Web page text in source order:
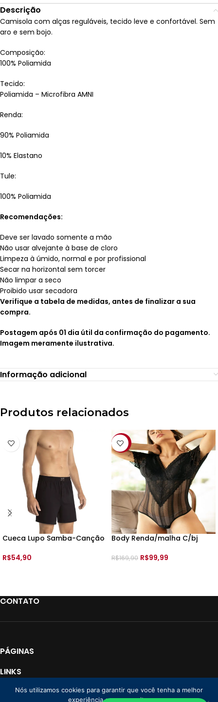
Descrição
Camisola com alças reguláveis, tecido leve e confortável. Sem
aro e sem bojo.
Composição:
100% Poliamida
Tecido:
Poliamida – Microfibra AMNI
Renda:
90% Poliamida
10% Elastano
Tule:
100% Poliamida
Recomendações:
Deve ser lavado somente a mão
Não usar alvejante à base de cloro
Limpeza à úmido, normal e por profissional
Secar na horizontal sem torcer
Não limpar a seco
Proibido usar secadora
Verifique a tabela de medidas, antes de finalizar a sua
compra.
Postagem após 01 dia útil da confirmação do pagamento.
Imagem meramente ilustrativa.
Informação adicional
Produtos relacionados
Cueca Lupo Samba-Canção
R$54,90
-41%
Body Renda/malha C/bj
499508 –
R$169,90 R$99,99
CONTATO
PÁGINAS
LINKS
PAGAMENTO
Nós utilizamos cookies para garantir que você tenha a melhor
experiência em nosso site.